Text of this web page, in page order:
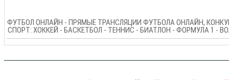
ФУТБОЛ ОНЛАЙН - ПРЯМЫЕ ТРАНСЛЯЦИИ ФУТБОЛА ОНЛАЙН,
СПОРТ: ХОККЕЙ - БАСКЕТБОЛ - ТЕННИС - БИАТЛОН - ФОРМУЛА 1 -